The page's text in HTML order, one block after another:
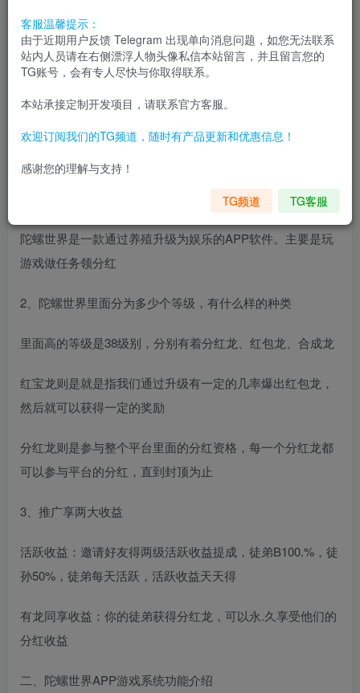
陀螺国际app是一款游戏养成类挣钱渠道，零出资，玩游
戏、做任务、领分红。在陀螺国际app，用户能够通过养恐
龙和参加其他活动获取算力，每日任务不断更新，完结即可
一、陀螺世界APP游戏系统模式介绍（非平台方，玩家勿
陀螺世界是一款通过养殖升级为娱乐的APP软件。主要是玩
游戏做任务领分红
2、陀螺世界里面分为多少个等级，有什么样的种类
里面高的等级是38级别，分别有着分红龙、红包龙、合成龙
红宝龙则是就是指我们通过升级有一定的几率爆出红包龙，
然后就可以获得一定的奖励
分红龙则是参与整个平台里面的分红资格，每一个分红龙都
可以参与平台的分红，直到封顶为止
3、推广享两大收益
活跃收益：邀请好友得两级活跃收益提成，徒弟B100.%，徒
孙50%，徒弟每天活跃，活跃收益天天得
有龙同享收益：你的徒弟获得分红龙，可以永.久享受他们的
分红收益
二、陀螺世界APP游戏系统功能介绍
客服温馨提示：
由于近期用户反馈 Telegram 出现单向消息问题，如您无法联系
站内人员请在右侧漂浮人物头像私信本站留言，并且留言您的
TG账号，会有专人尽快与你取得联系。
本站承接定制开发项目，请联系官方客服。
欢迎订阅我们的TG频道，随时有产品更新和优惠信息！
感谢您的理解与支持！
TG频道 TG客服